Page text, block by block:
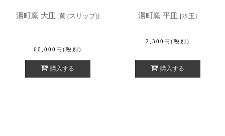
湯町窯 大皿 [黄 (スリップ)]
60,000 円 (税別)
購入する
湯町窯 平皿 [水玉]
2,300 円 (税別)
購入する